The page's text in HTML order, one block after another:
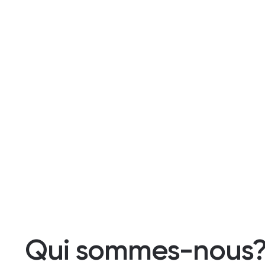
Qui sommes-